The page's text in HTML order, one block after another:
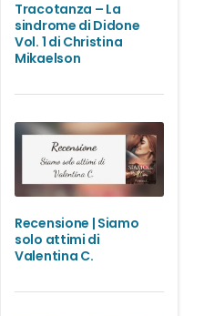
Tracotanza – La
sindrome di Didone
Vol. 1 di Christina
Mikaelson
Recensione | Siamo
solo attimi di
Valentina C.